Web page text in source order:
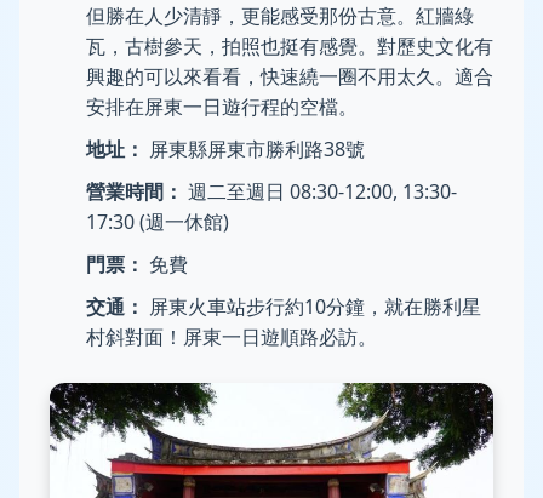
但勝在人少清靜，更能感受那份古意。紅牆綠
瓦，古樹參天，拍照也挺有感覺。對歷史文化有
興趣的可以來看看，快速繞一圈不用太久。適合
安排在屏東一日遊行程的空檔。
地址： 屏東縣屏東市勝利路38號
營業時間： 週二至週日 08:30-12:00, 13:30-
17:30 (週一休館)
門票： 免費
交通： 屏東火車站步行約10分鐘，就在勝利星
村斜對面！屏東一日遊順路必訪。